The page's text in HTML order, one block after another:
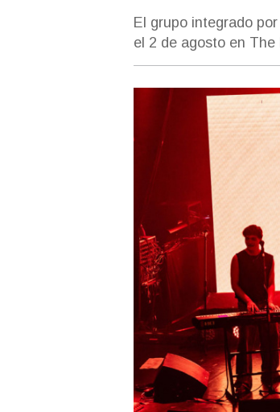
El grupo integrado
el 2 de agosto en